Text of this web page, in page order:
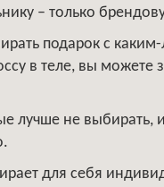
– только
подарок с
в теле, вы можете
лучше не выбирать,
для себя